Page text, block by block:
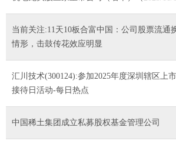
当前关注:11天10板合富中国：公司股票流通
情形，击鼓传花效应明显
汇川技术(300124):参加2025年度深圳辖区上
接待日活动-每日热点
中国稀土集团成立私募股权基金管理公司